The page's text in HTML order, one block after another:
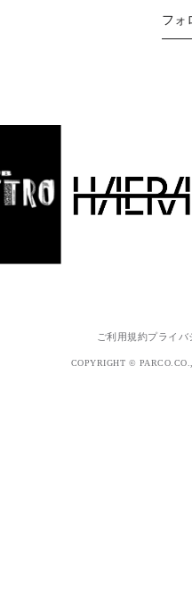
フォ
ご利用規約プライバ
COPYRIGHT ©